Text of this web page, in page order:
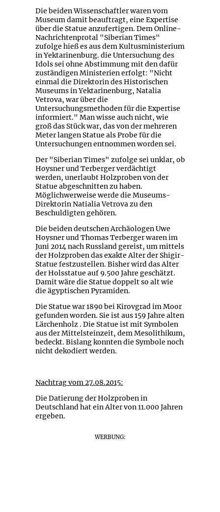
Die beiden Wissenschaftler waren vom
Museum damit beauftragt, eine Expertise
über die Statue anzufertigen. Dem Online-
Nachrichtenprotal "Siberian Times"
zufolge hieß es aus dem Kultusministerium
in Yektarinenburg. die Untersuchung des
Idols sei ohne Abstimmung mit den dafür
zuständigen Ministerien erfolgt: "Nicht
einmal die Direktorin des Historischen
Museums in Yektarinenburg, Natalia
Vetrova, war über die
Untersuchungsmethoden für die Expertise
informiert." Man wisse auch nicht, wie
groß das Stück war, das von der mehreren
Meter langen Statue als Probe für die
Untersuchungen entnommen worden sei.
Der "Siberian Times" zufolge sei unklar, ob
Hoysner und Terberger verdächtigt
werden, unerlaubt Holzproben von der
Statue abgeschnitten zu haben.
Möglichwerweise werde die Museums-
Direktorin Natialia Vetrova zu den
Beschuldigten gehören.
Die beiden deutschen Archäologen Uwe
Hoysner und Thomas Terberger waren im
Juni 2014 nach Russland gereist, um mittels
der Holzproben das exakte Alter der Shigir-
Statue festzustellen. Bisher wird das Alter
der Holsstatue auf 9.500 Jahre geschätzt.
Damit wäre die Statue doppelt so alt wie
die ägyptischen Pyramiden.
Die Statue war 1890 bei Kirovgrad im Moor
gefunden worden. Sie ist aus 159 Jahre alten
Lärchenholz . Die Statue ist mit Symbolen
aus der Mittelsteinzeit, dem Mesolithikum,
bedeckt. Bislang konnten die Symbole noch
nicht dekodiert werden.
Nachtrag vom 27.08.2015:
Die Datierung der Holzproben in
Deutschland hat ein Alter von 11.000 Jahren
ergeben.
WERBUNG: